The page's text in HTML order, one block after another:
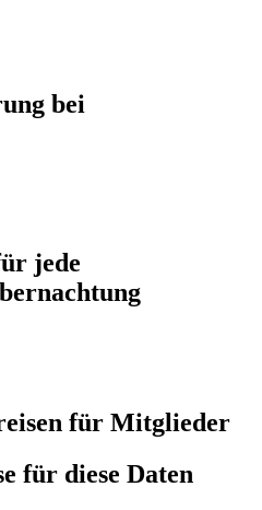
bei
jede
für Mitglieder
für diese Daten